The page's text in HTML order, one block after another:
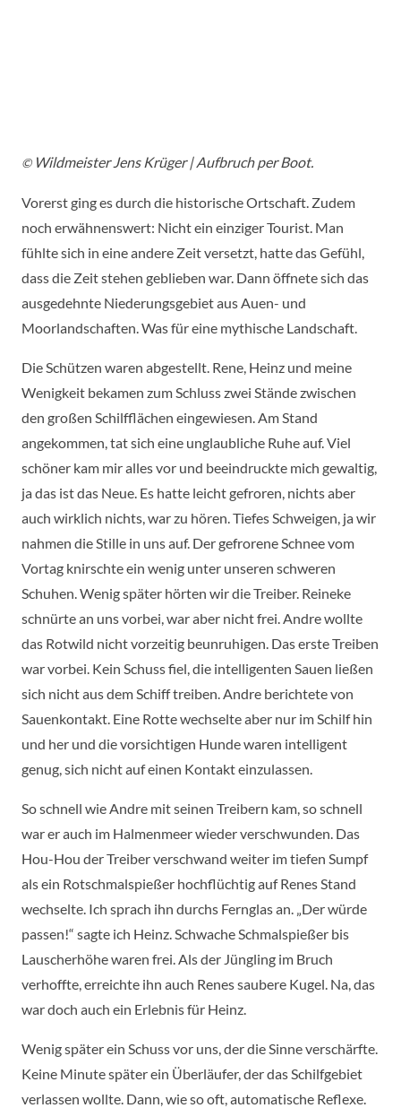
©Wildmeister Jens Krüger |Aufbruch per Boot.
Vorerst ging es durch die historische Ortschaft. Zudem
noch erwähnenswert: Nicht ein einziger Tourist. Man
fühlte sich in eine andere Zeit versetzt, hatte das Gefühl,
dass die Zeit stehen geblieben war. Dann öffnete sich das
ausgedehnte Niederungsgebiet aus Auen- und
Moorlandschaften. Was für eine mythische Landschaft.
Die Schützen waren abgestellt. Rene, Heinz und meine
Wenigkeit bekamen zum Schluss zwei Stände zwischen
den großen Schilfflächen eingewiesen. Am Stand
angekommen, tat sich eine unglaubliche Ruhe auf. Viel
schöner kam mir alles vor und beeindruckte mich gewaltig,
ja das ist das Neue. Es hatte leicht gefroren, nichts aber
auch wirklich nichts, war zu hören. Tiefes Schweigen, ja wir
nahmen die Stille in uns auf. Der gefrorene Schnee vom
Vortag knirschte ein wenig unter unseren schweren
Schuhen. Wenig später hörten wir die Treiber. Reineke
schnürte an uns vorbei, war aber nicht frei. Andre wollte
das Rotwild nicht vorzeitig beunruhigen. Das erste Treiben
war vorbei. Kein Schuss fiel, die intelligenten Sauen ließen
sich nicht aus dem Schiff treiben. Andre berichtete von
Sauenkontakt. Eine Rotte wechselte aber nur im Schilf hin
und her und die vorsichtigen Hunde waren intelligent
genug, sich nicht auf einen Kontakt einzulassen.
So schnell wie Andre mit seinen Treibern kam, so schnell
war er auch im Halmenmeer wieder verschwunden. Das
Hou-Hou der Treiber verschwand weiter im tiefen Sumpf
als ein Rotschmalspießer hochflüchtig auf Renes Stand
wechselte. Ich sprach ihn durchs Fernglas an. „Der würde
passen!“ sagte ich Heinz. Schwache Schmalspießer bis
Lauscherhöhe waren frei. Als der Jüngling im Bruch
verhoffte, erreichte ihn auch Renes saubere Kugel. Na, das
war doch auch ein Erlebnis für Heinz.
Wenig später ein Schuss vor uns, der die Sinne verschärfte.
Keine Minute später ein Überläufer, der das Schilfgebiet
verlassen wollte. Dann, wie so oft, automatische Reflexe.